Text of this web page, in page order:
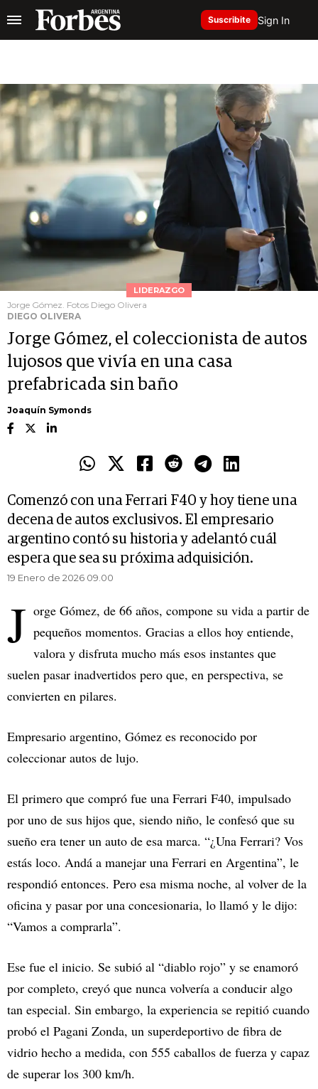
Suscribite Sign In
LIDERAZGO
Jorge Gómez. Fotos Diego Olivera
DIEGO OLIVERA
Jorge Gómez, el coleccionista de autos
lujosos que vivía en una casa
prefabricada sin baño
Joaquín Symonds
Comenzó con una Ferrari F40 y hoy tiene una
decena de autos exclusivos. El empresario
argentino contó su historia y adelantó cuál
espera que sea su próxima adquisición.
19 Enero de 2026 09.00
J orge Gómez, de 66 años, compone su vida a partir de
pequeños momentos. Gracias a ellos hoy entiende,
valora y disfruta mucho más esos instantes que
suelen pasar inadvertidos pero que, en perspectiva, se
convierten en pilares.
Empresario argentino, Gómez es reconocido por
coleccionar autos de lujo.
El primero que compró fue una Ferrari F40, impulsado
por uno de sus hijos que, siendo niño, le confesó que su
sueño era tener un auto de esa marca. “¿Una Ferrari? Vos
estás loco. Andá a manejar una Ferrari en Argentina”, le
respondió entonces. Pero esa misma noche, al volver de la
oficina y pasar por una concesionaria, lo llamó y le dijo:
“Vamos a comprarla”.
Ese fue el inicio. Se subió al “diablo rojo” y se enamoró
por completo, creyó que nunca volvería a conducir algo
tan especial. Sin embargo, la experiencia se repitió cuando
probó el Pagani Zonda, un superdeportivo de fibra de
vidrio hecho a medida, con 555 caballos de fuerza y capaz
de superar los 300 km/h.